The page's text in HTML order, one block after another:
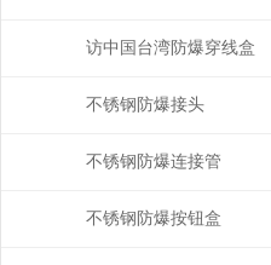
访中国台湾防爆穿线盒
不锈钢防爆接头
不锈钢防爆连接管
不锈钢防爆按钮盒